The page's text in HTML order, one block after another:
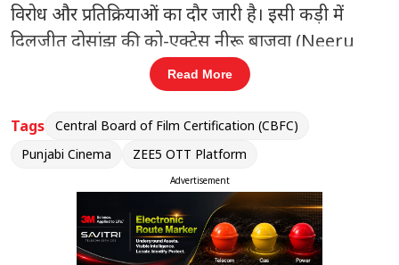
विरोध और प्रतिक्रियाओं का दौर जारी है। इसी कड़ी में
दिलजीत दोसांझ की को-एक्ट्रेस नीरू बाजवा (Neeru
Bajwa) ने भी खुलकर अपना समर्थन और गुस्सा जाहिर
किया है। उन्होंने अपनी इंस्टाग्राम स्टोरी पर लिखा:
संबंधित खबरें
16 करोड़ बकाया, राजपाल यादव की
संपत्तियां होंगी नीलाम
Read More
Tags
Central Board of Film Certification (CBFC)
Punjabi Cinema
ZEE5 OTT Platform
Advertisement